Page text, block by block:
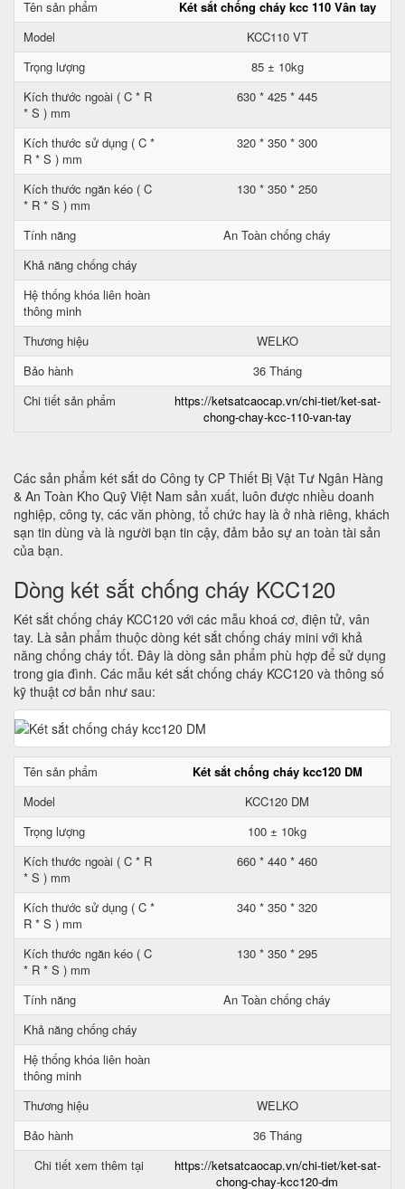
Tên sản phẩm
Két sắt chống cháy kcc 110 Vân tay
Model
KCC110 VT
Trọng lượng
85 ± 10kg
Kích thước ngoài ( C * R
* S ) mm
630 * 425 * 445
Kích thước sử dụng ( C *
R * S ) mm
320 * 350 * 300
Kích thước ngăn kéo ( C
* R * S ) mm
130 * 350 * 250
Tính năng
An Toàn chống cháy
Khả năng chống cháy
Hệ thống khóa liên hoàn
thông minh
Thương hiệu
WELKO
Bảo hành
36 Tháng
Chi tiết sản phẩm
https://ketsatcaocap.vn/chi-tiet/ket-sat-
chong-chay-kcc-110-van-tay
Các sản phẩm két sắt do Công ty CP Thiết Bị Vật Tư Ngân Hàng
& An Toàn Kho Quỹ Việt Nam sản xuất, luôn được nhiều doanh
nghiệp, công ty, các văn phòng, tổ chức hay là ở nhà riêng, khách
sạn tin dùng và là người bạn tin cậy, đảm bảo sự an toàn tài sản
của bạn.
Dòng két sắt chống cháy KCC120
Két sắt chống cháy KCC120 với các mẫu khoá cơ, điện tử, vân
tay. Là sản phẩm thuộc dòng két sắt chống cháy mini với khả
năng chống cháy tốt. Đây là dòng sản phẩm phù hợp để sử dụng
trong gia đình. Các mẫu két sắt chống cháy KCC120 và thông số
kỹ thuật cơ bản như sau:
Tên sản phẩm
Két sắt chống cháy kcc120 DM
Model
KCC120 DM
Trọng lượng
100 ± 10kg
Kích thước ngoài ( C * R
* S ) mm
660 * 440 * 460
Kích thước sử dụng ( C *
R * S ) mm
340 * 350 * 320
Kích thước ngăn kéo ( C
* R * S ) mm
130 * 350 * 295
Tính năng
An Toàn chống cháy
Khả năng chống cháy
Hệ thống khóa liên hoàn
thông minh
Thương hiệu
WELKO
Bảo hành
36 Tháng
Chi tiết xem thêm tại
https://ketsatcaocap.vn/chi-tiet/ket-sat-
chong-chay-kcc120-dm